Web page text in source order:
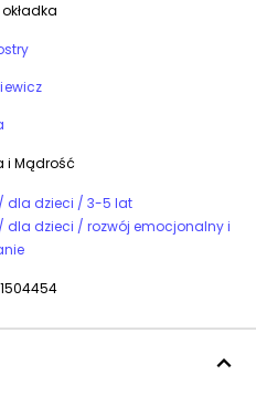
i Mądrość
Książki / dla dzieci / 3-5 lat
/ rozwój emocjonalny i